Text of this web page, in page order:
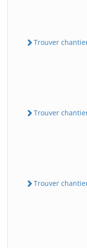
Trouver
Trouver
Trouver